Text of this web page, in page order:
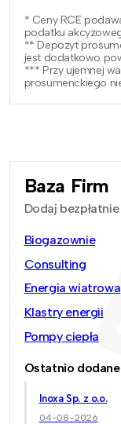
* Ceny RCE
podatku
** Depozyt
jest dodatkowo
*** Przy ujemnej
prosumenckiego
Baza Firm
Dodaj
Biogazownie
Consulting
Energia wiatrowa
Klastry energii
Pompy ciepła
Ostatnio
Inoxa Sp. z o.o.
04-08-2026